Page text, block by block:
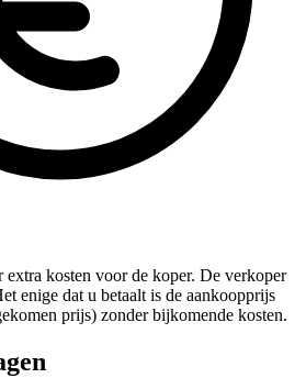
extra kosten voor de koper. De verkoper
enige dat u betaalt is de aankoopprijs
prijs) zonder bijkomende kosten.